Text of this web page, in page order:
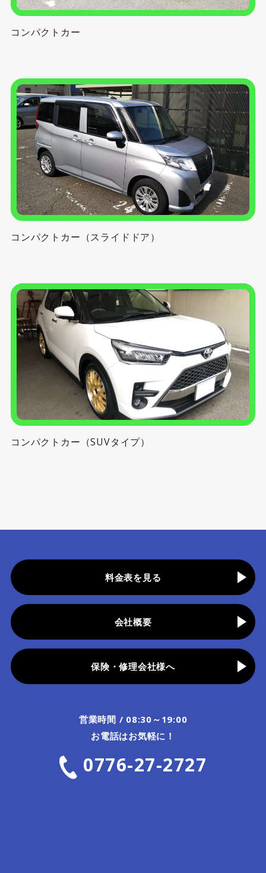
コンパクトカー
コンパクトカー（スライドドア）
コンパクトカー（SUVタイプ）
料金表を見る
会社概要
保険・修理会社様へ
営業時間 / 08:30～19:00
お電話はお気軽に！
0776-27-2727